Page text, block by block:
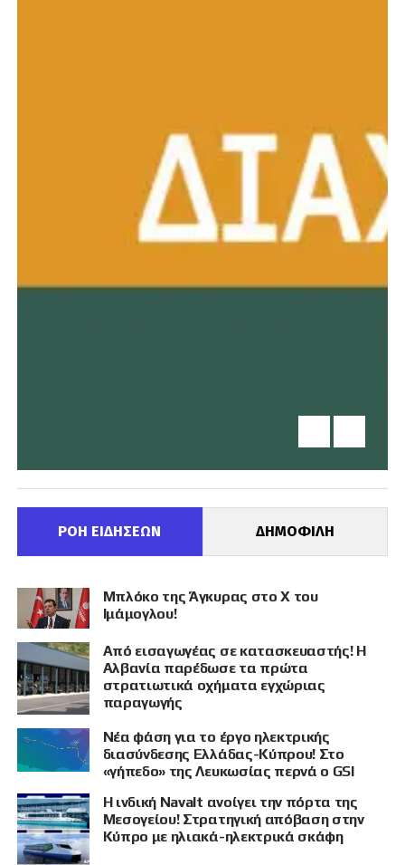
ΡΟΗ ΕΙΔΗΣΕΩΝ ΔΗΜΟΦΙΛΗ
Μπλόκο της Άγκυρας στο X του
Ιμάμογλου!
Από εισαγωγέας σε κατασκευαστής! Η
Αλβανία παρέδωσε τα πρώτα
στρατιωτικά οχήματα εγχώριας
παραγωγής
Νέα φάση για το έργο ηλεκτρικής
διασύνδεσης Ελλάδας-Κύπρου! Στο
«γήπεδο» της Λευκωσίας περνά ο GSI
Η ινδική Navalt ανοίγει την πόρτα της
Μεσογείου! Στρατηγική απόβαση στην
Κύπρο με ηλιακά-ηλεκτρικά σκάφη